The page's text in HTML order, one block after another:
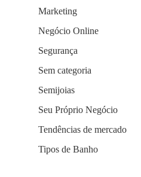
Marketing
Negócio Online
Segurança
Sem categoria
Semijoias
Seu Próprio Negócio
Tendências de mercado
Tipos de Banho